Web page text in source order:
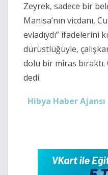
Zeyrek, sadece bir
Manisa’nın vicdanı,
evladıydı” ifadelerini
dürüstlüğüyle,
dolu bir miras bıraktı.
dedi.
Hibya Haber Ajansı